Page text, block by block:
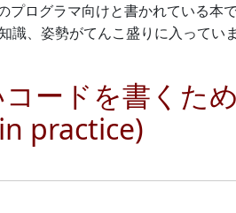
ログラマ向けと書かれている本
、姿勢がてんこ盛りに入っていま
ードを書くた
practice)